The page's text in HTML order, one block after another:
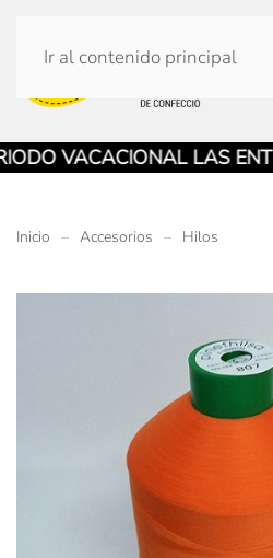
Ir al contenido principal
LAS
Inicio Accesorios Hilos